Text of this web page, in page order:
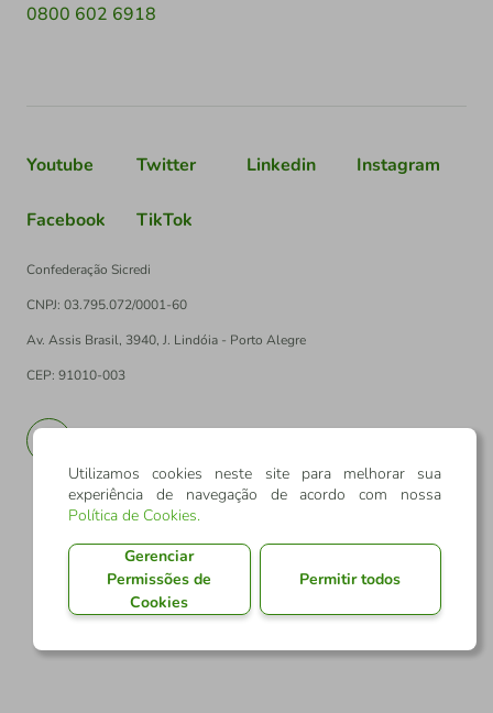
0800 602 6918
Youtube Twitter Linkedin Instagram
Facebook TikTok
Confederação Sicredi
CNPJ: 03.795.072/0001-60
Av. Assis Brasil, 3940, J. Lindóia - Porto Alegre
CEP: 91010-003
Utilizamos cookies neste site para melhorar sua
experiência de navegação de acordo com nossa
Política de Cookies.
Gerenciar
Permissões de
Cookies
Permitir todos